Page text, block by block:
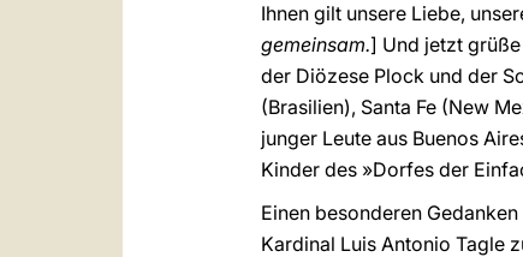
Ihnen gilt unsere Liebe,
gemeinsam.] Und jetzt
der Diözese Plock und der
(Brasilien), Santa Fe (New
junger Leute aus Buenos
Kinder des »Dorfes der
Einen besonderen
Kardinal Luis Antonio Tagle